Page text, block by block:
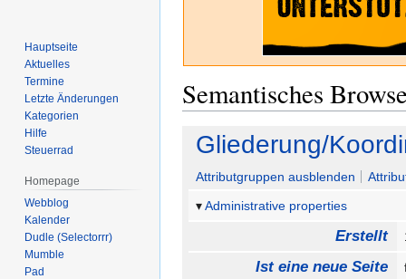
Semantisches
Zur
Navigation
springen
Zur
Suche
springen
Gliederung/
Attributgruppen ausblenden
Administrative properties
Erstellt
Ist eine neue Seite
Hauptseite
Aktuelles
Termine
Letzte Änderungen
Kategorien
Hilfe
Steuerrad
Homepage
Webblog
Kalender
Dudle (Selectorrr)
Mumble
Pad